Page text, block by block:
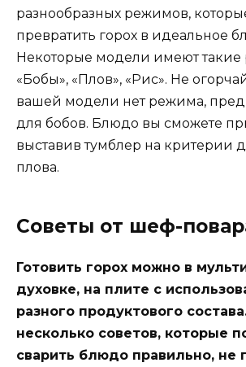
разнообразных режимов,
превратить горох в идеальное
Некоторые модели имеют
«Бобы», «Плов», «Рис». Не
вашей модели нет режима,
для бобов. Блюдо вы сможете
выставив тумблер на критерии
плова.
Советы от шеф-
Готовить горох можно в
духовке, на плите с
разного продуктового
несколько советов, которые
сварить блюдо правильно, не